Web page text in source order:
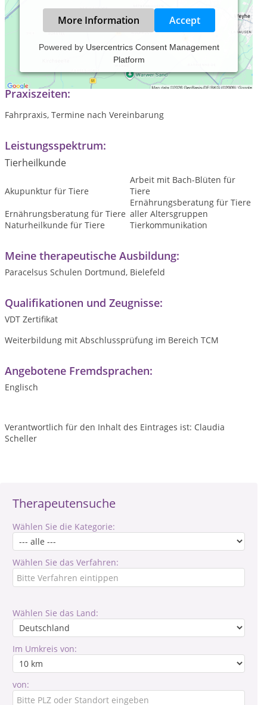
Therapeutensuche
Wählen Sie die Kategorie:
Wählen Sie das Verfahren:
Wählen Sie das Land:
Im Umkreis von:
von:
More Information Accept
Powered by Usercentrics Consent Management
Platform
Heilpraktikerpraxis für Tiere mit Schwerpunkt TCM
Praxiszeiten:
Fahrpraxis, Termine nach Vereinbarung
Leistungsspektrum:
Tierheilkunde
Akupunktur für Tiere
Arbeit mit Bach-Blüten für
Tiere
Ernährungsberatung für Tiere
Ernährungsberatung für Tiere
aller Altersgruppen
Naturheilkunde für Tiere
Tierkommunikation
Meine therapeutische Ausbildung:
Paracelsus Schulen Dortmund, Bielefeld
Qualifikationen und Zeugnisse:
VDT Zertifikat
Weiterbildung mit Abschlussprüfung im Bereich TCM
Angebotene Fremdsprachen:
Englisch
Verantwortlich für den Inhalt des Eintrages ist: Claudia
Scheller